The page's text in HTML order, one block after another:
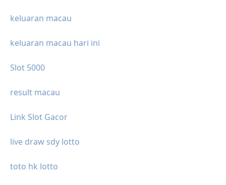
keluaran macau
keluaran macau hari ini
Slot 5000
result macau
Link Slot Gacor
live draw sdy lotto
toto hk lotto